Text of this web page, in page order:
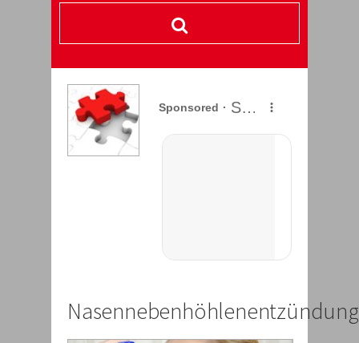
Nasennebenhöhlenentzündung